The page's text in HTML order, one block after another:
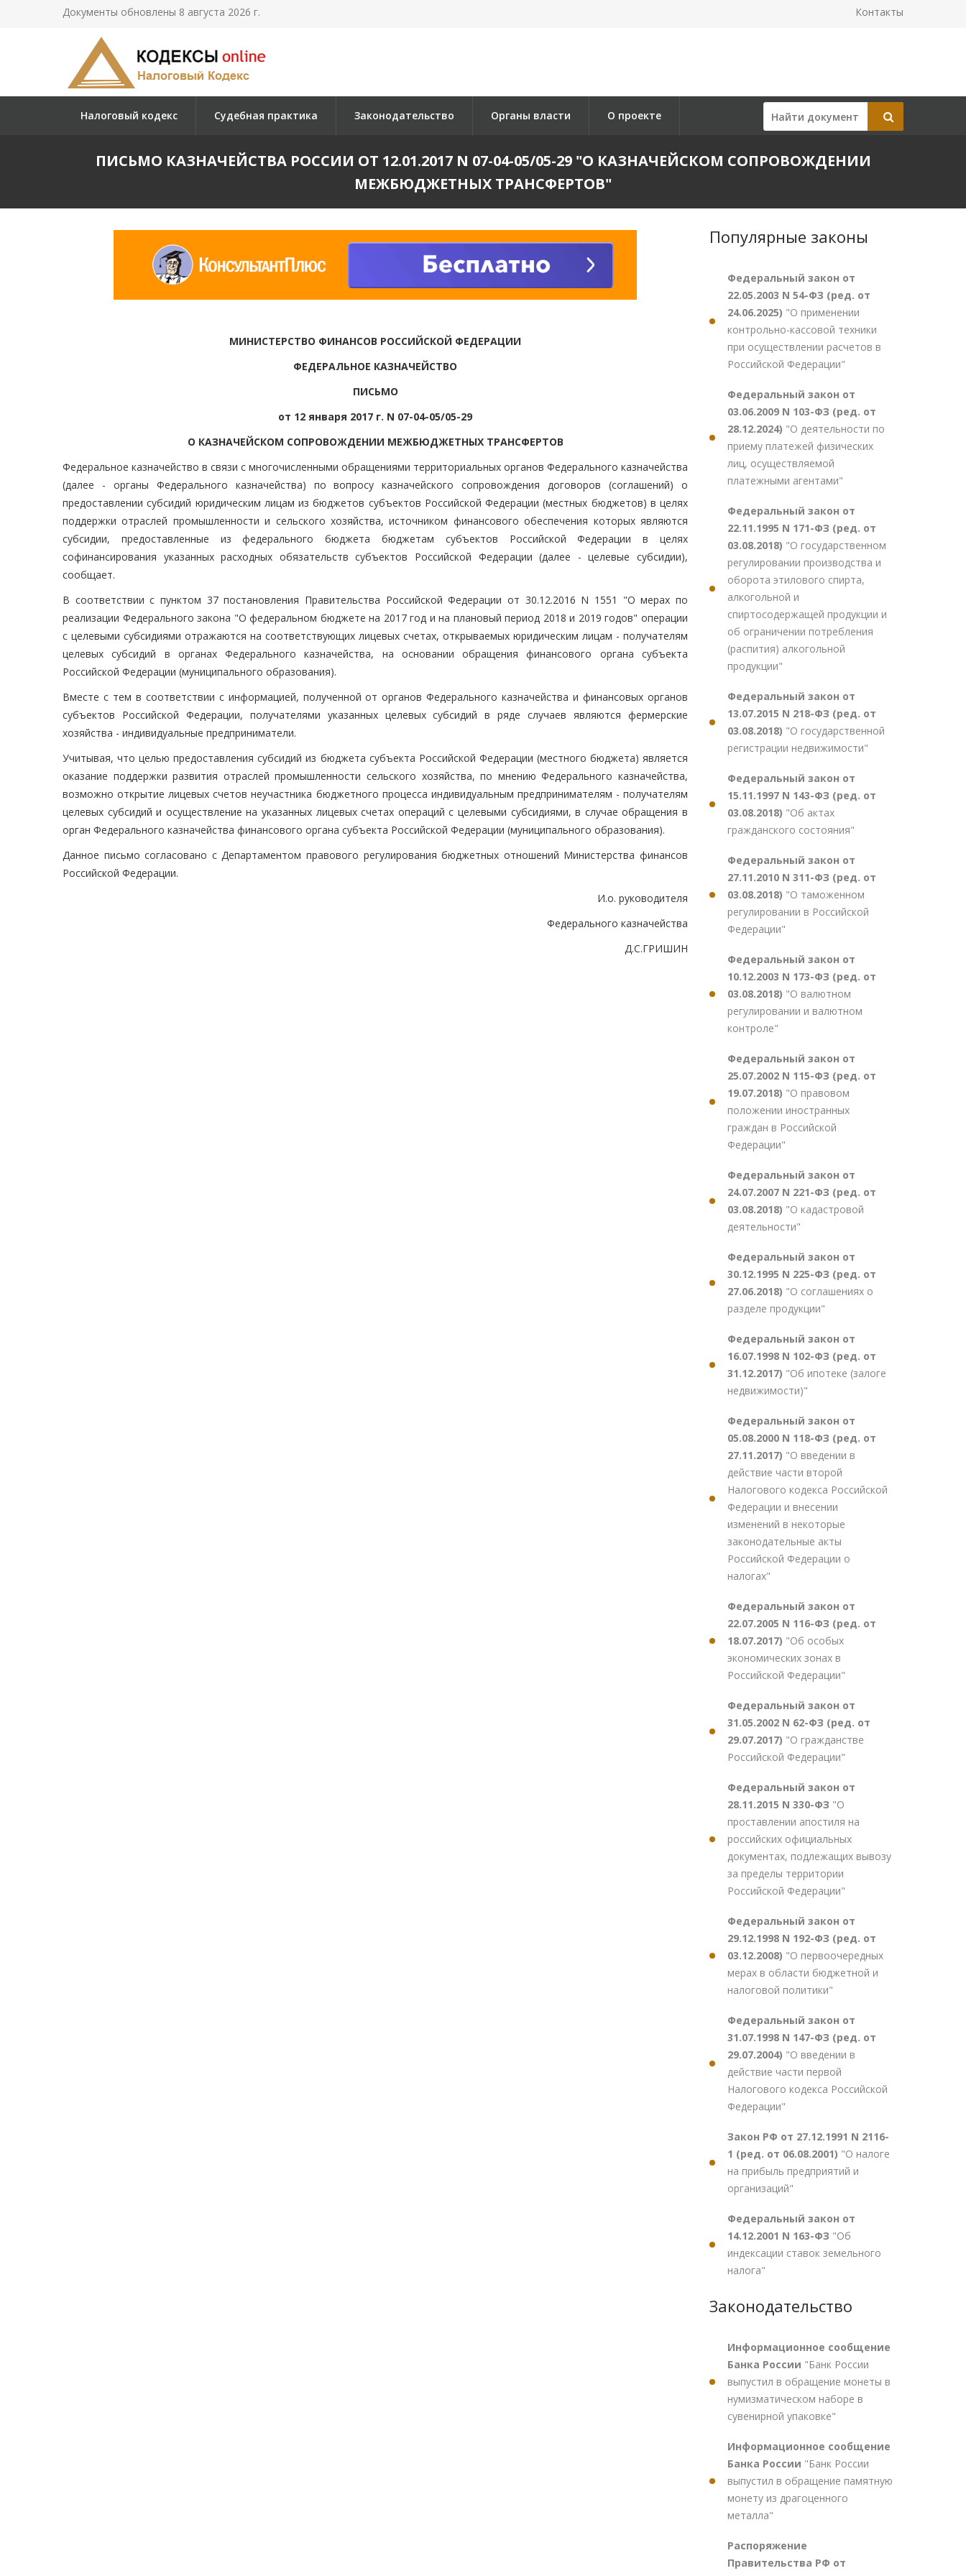
Документы обновлены 8 августа 2026 г. Контакты
Налоговый кодекс Судебная практика Законодательство Органы власти О проекте
ПИСЬМО КАЗНАЧЕЙСТВА РОССИИ ОТ 12.01.2017 N 07-04-05/05-29 "О КАЗНАЧЕЙСКОМ СОПРОВОЖДЕНИИ
МЕЖБЮДЖЕТНЫХ ТРАНСФЕРТОВ"
МИНИСТЕРСТВО ФИНАНСОВ РОССИЙСКОЙ ФЕДЕРАЦИИ
ФЕДЕРАЛЬНОЕ КАЗНАЧЕЙСТВО
ПИСЬМО
от 12 января 2017 г. N 07-04-05/05-29
О КАЗНАЧЕЙСКОМ СОПРОВОЖДЕНИИ МЕЖБЮДЖЕТНЫХ ТРАНСФЕРТОВ
Федеральное казначейство в связи с многочисленными обращениями территориальных органов Федерального казначейства
(далее - органы Федерального казначейства) по вопросу казначейского сопровождения договоров (соглашений) о
предоставлении субсидий юридическим лицам из бюджетов субъектов Российской Федерации (местных бюджетов) в целях
поддержки отраслей промышленности и сельского хозяйства, источником финансового обеспечения которых являются
субсидии, предоставленные из федерального бюджета бюджетам субъектов Российской Федерации в целях
софинансирования указанных расходных обязательств субъектов Российской Федерации (далее - целевые субсидии),
сообщает.
В соответствии с пунктом 37 постановления Правительства Российской Федерации от 30.12.2016 N 1551 "О мерах по
реализации Федерального закона "О федеральном бюджете на 2017 год и на плановый период 2018 и 2019 годов" операции
с целевыми субсидиями отражаются на соответствующих лицевых счетах, открываемых юридическим лицам - получателям
целевых субсидий в органах Федерального казначейства, на основании обращения финансового органа субъекта
Российской Федерации (муниципального образования).
Вместе с тем в соответствии с информацией, полученной от органов Федерального казначейства и финансовых органов
субъектов Российской Федерации, получателями указанных целевых субсидий в ряде случаев являются фермерские
хозяйства - индивидуальные предприниматели.
Учитывая, что целью предоставления субсидий из бюджета субъекта Российской Федерации (местного бюджета) является
оказание поддержки развития отраслей промышленности сельского хозяйства, по мнению Федерального казначейства,
возможно открытие лицевых счетов неучастника бюджетного процесса индивидуальным предпринимателям - получателям
целевых субсидий и осуществление на указанных лицевых счетах операций с целевыми субсидиями, в случае обращения в
орган Федерального казначейства финансового органа субъекта Российской Федерации (муниципального образования).
Данное письмо согласовано с Департаментом правового регулирования бюджетных отношений Министерства финансов
Российской Федерации.
И.о. руководителя
Федерального казначейства
Д.С.ГРИШИН
Популярные законы
Федеральный закон от
22.05.2003 N 54-ФЗ (ред. от
24.06.2025) "О применении
контрольно-кассовой техники
при осуществлении расчетов в
Российской Федерации"
Федеральный закон от
03.06.2009 N 103-ФЗ (ред. от
28.12.2024) "О деятельности по
приему платежей физических
лиц, осуществляемой
платежными агентами"
Федеральный закон от
22.11.1995 N 171-ФЗ (ред. от
03.08.2018) "О государственном
регулировании производства и
оборота этилового спирта,
алкогольной и
спиртосодержащей продукции и
об ограничении потребления
(распития) алкогольной
продукции"
Федеральный закон от
13.07.2015 N 218-ФЗ (ред. от
03.08.2018) "О государственной
регистрации недвижимости"
Федеральный закон от
15.11.1997 N 143-ФЗ (ред. от
03.08.2018) "Об актах
гражданского состояния"
Федеральный закон от
27.11.2010 N 311-ФЗ (ред. от
03.08.2018) "О таможенном
регулировании в Российской
Федерации"
Федеральный закон от
10.12.2003 N 173-ФЗ (ред. от
03.08.2018) "О валютном
регулировании и валютном
контроле"
Федеральный закон от
25.07.2002 N 115-ФЗ (ред. от
19.07.2018) "О правовом
положении иностранных
граждан в Российской
Федерации"
Федеральный закон от
24.07.2007 N 221-ФЗ (ред. от
03.08.2018) "О кадастровой
деятельности"
Федеральный закон от
30.12.1995 N 225-ФЗ (ред. от
27.06.2018) "О соглашениях о
разделе продукции"
Федеральный закон от
16.07.1998 N 102-ФЗ (ред. от
31.12.2017) "Об ипотеке (залоге
недвижимости)"
Федеральный закон от
05.08.2000 N 118-ФЗ (ред. от
27.11.2017) "О введении в
действие части второй
Налогового кодекса Российской
Федерации и внесении
изменений в некоторые
законодательные акты
Российской Федерации о
налогах"
Федеральный закон от
22.07.2005 N 116-ФЗ (ред. от
18.07.2017) "Об особых
экономических зонах в
Российской Федерации"
Федеральный закон от
31.05.2002 N 62-ФЗ (ред. от
29.07.2017) "О гражданстве
Российской Федерации"
Федеральный закон от
28.11.2015 N 330-ФЗ "О
проставлении апостиля на
российских официальных
документах, подлежащих вывозу
за пределы территории
Российской Федерации"
Федеральный закон от
29.12.1998 N 192-ФЗ (ред. от
03.12.2008) "О первоочередных
мерах в области бюджетной и
налоговой политики"
Федеральный закон от
31.07.1998 N 147-ФЗ (ред. от
29.07.2004) "О введении в
действие части первой
Налогового кодекса Российской
Федерации"
Закон РФ от 27.12.1991 N 2116-
1 (ред. от 06.08.2001) "О налоге
на прибыль предприятий и
организаций"
Федеральный закон от
14.12.2001 N 163-ФЗ "Об
индексации ставок земельного
налога"
Законодательство
Информационное сообщение
Банка России "Банк России
выпустил в обращение монеты в
нумизматическом наборе в
сувенирной упаковке"
Информационное сообщение
Банка России "Банк России
выпустил в обращение памятную
монету из драгоценного
металла"
Распоряжение
Правительства РФ от